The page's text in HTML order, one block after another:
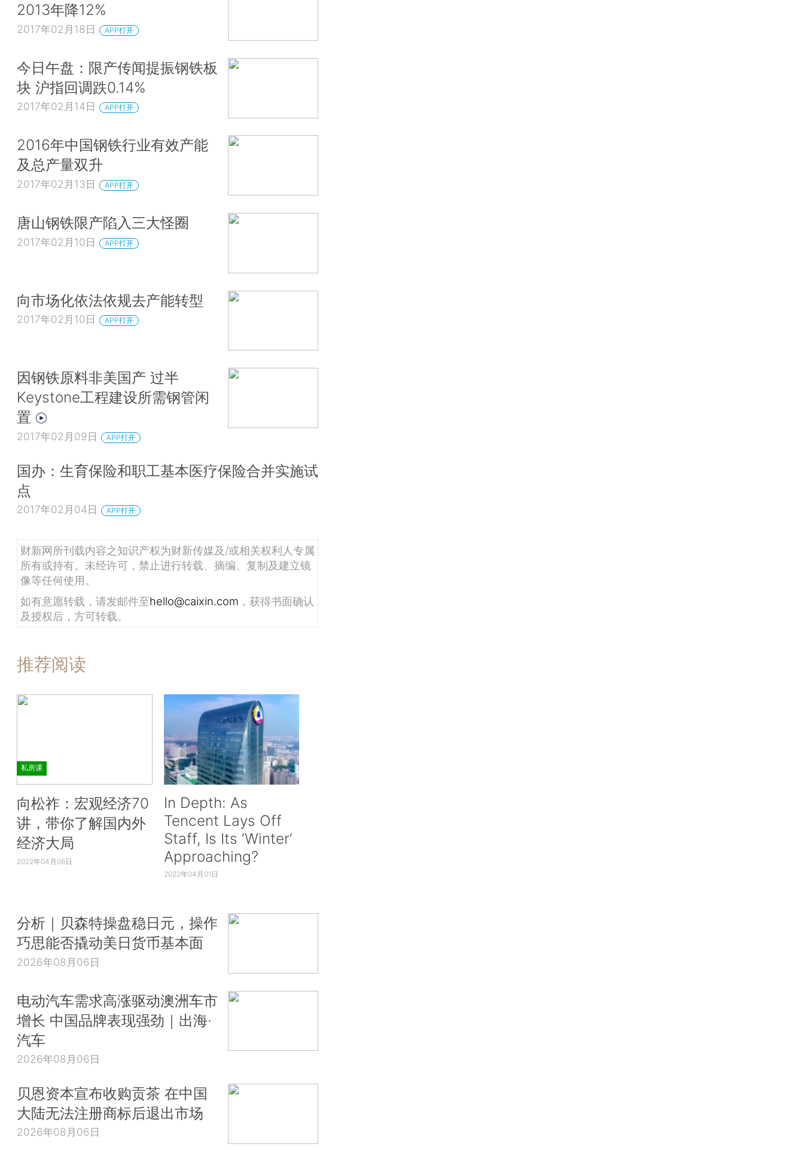
2013年降12%
2017年02月18日 APP打开
今日午盘：限产传闻提振钢铁板
块 沪指回调跌0.14%
2017年02月14日 APP打开
2016年中国钢铁行业有效产能
及总产量双升
2017年02月13日 APP打开
唐山钢铁限产陷入三大怪圈
2017年02月10日 APP打开
向市场化依法依规去产能转型
2017年02月10日 APP打开
因钢铁原料非美国产 过半
Keystone工程建设所需钢管闲
置
2017年02月09日 APP打开
国办：生育保险和职工基本医疗保险合并实施试
点
2017年02月04日 APP打开
财新网所刊载内容之知识产权为财新传媒及/或相关权利人专属
所有或持有。未经许可，禁止进行转载、摘编、复制及建立镜
像等任何使用。
如有意愿转载，请发邮件至hello@caixin.com ，获得书面确认
及授权后，方可转载。
推荐阅读
私房课
向松祚：宏观经济70
讲，带你了解国内外
经济大局
2022年04月06日
In Depth: As
Tencent Lays Off
Staff, Is Its ‘Winter’
Approaching?
2022年04月01日
分析｜贝森特操盘稳日元，操作
巧思能否撬动美日货币基本面
2026年08月06日
电动汽车需求高涨驱动澳洲车市
增长 中国品牌表现强劲｜出海·
汽车
2026年08月06日
贝恩资本宣布收购贡茶 在中国
大陆无法注册商标后退出市场
2026年08月06日